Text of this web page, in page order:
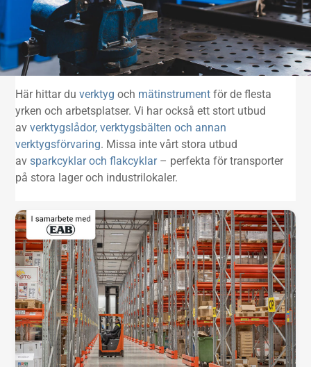
Här hittar duverktyg och mätinstrument för de flesta
yrken och arbetsplatser. Vi har också ett stort utbud
avverktygslådor, verktygsbälten och annan
verktygsförvaring. Missa inte vårt stora utbud
avsparkcyklar och flakcyklar– perfekta för transporter
på stora lager och industrilokaler.